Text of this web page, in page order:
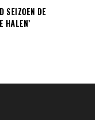
SEIZOEN DE
HALEN’